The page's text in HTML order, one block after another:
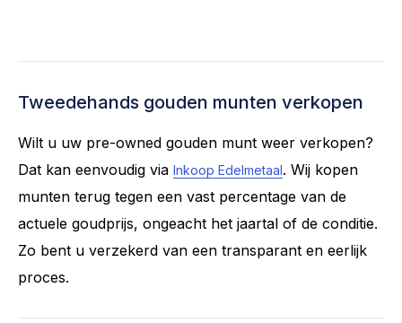
Tweedehands gouden munten verkopen
Wilt u uw pre-owned gouden munt weer verkopen?
Dat kan eenvoudig via Inkoop Edelmetaal. Wij kopen
munten terug tegen een vast percentage van de
actuele goudprijs, ongeacht het jaartal of de conditie.
Zo bent u verzekerd van een transparant en eerlijk
proces.